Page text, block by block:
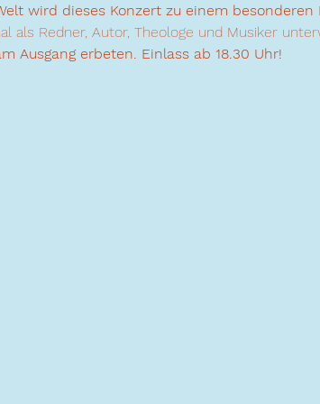
wird dieses Konzert zu einem besonderen
als Redner, Autor, Theologe und Musiker
Ausgang erbeten. Einlass ab 18.30 Uhr!